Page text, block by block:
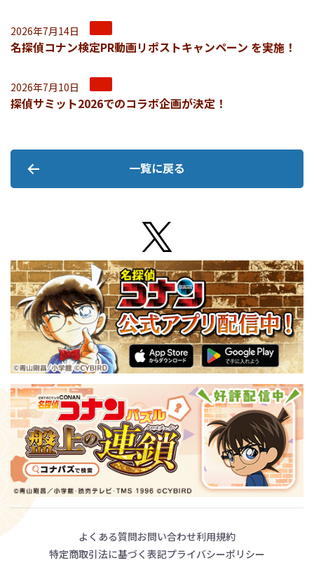
2026年7月14日
名探偵コナン検定PR動画リポストキャンペーン を実施！
2026年7月10日
探偵サミット2026でのコラボ企画が決定！
一覧に戻る
よくある質問お問い合わせ利用規約
特定商取引法に基づく表記プライバシーポリシー